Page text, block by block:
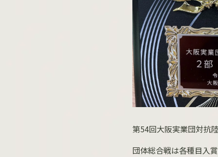
第54回大阪実業団対抗
団体総合戦は各種目入